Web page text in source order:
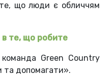
що люди є обличчям
в те, що робите
Green Country
та допомагати».